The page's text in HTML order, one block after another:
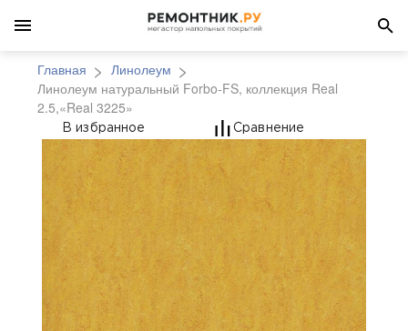
Главная
Линолеум
Линолеум натуральный Forbo-FS, коллекция Real
2.5,«Real 3225»
Линолеум
В избранное Сравнение